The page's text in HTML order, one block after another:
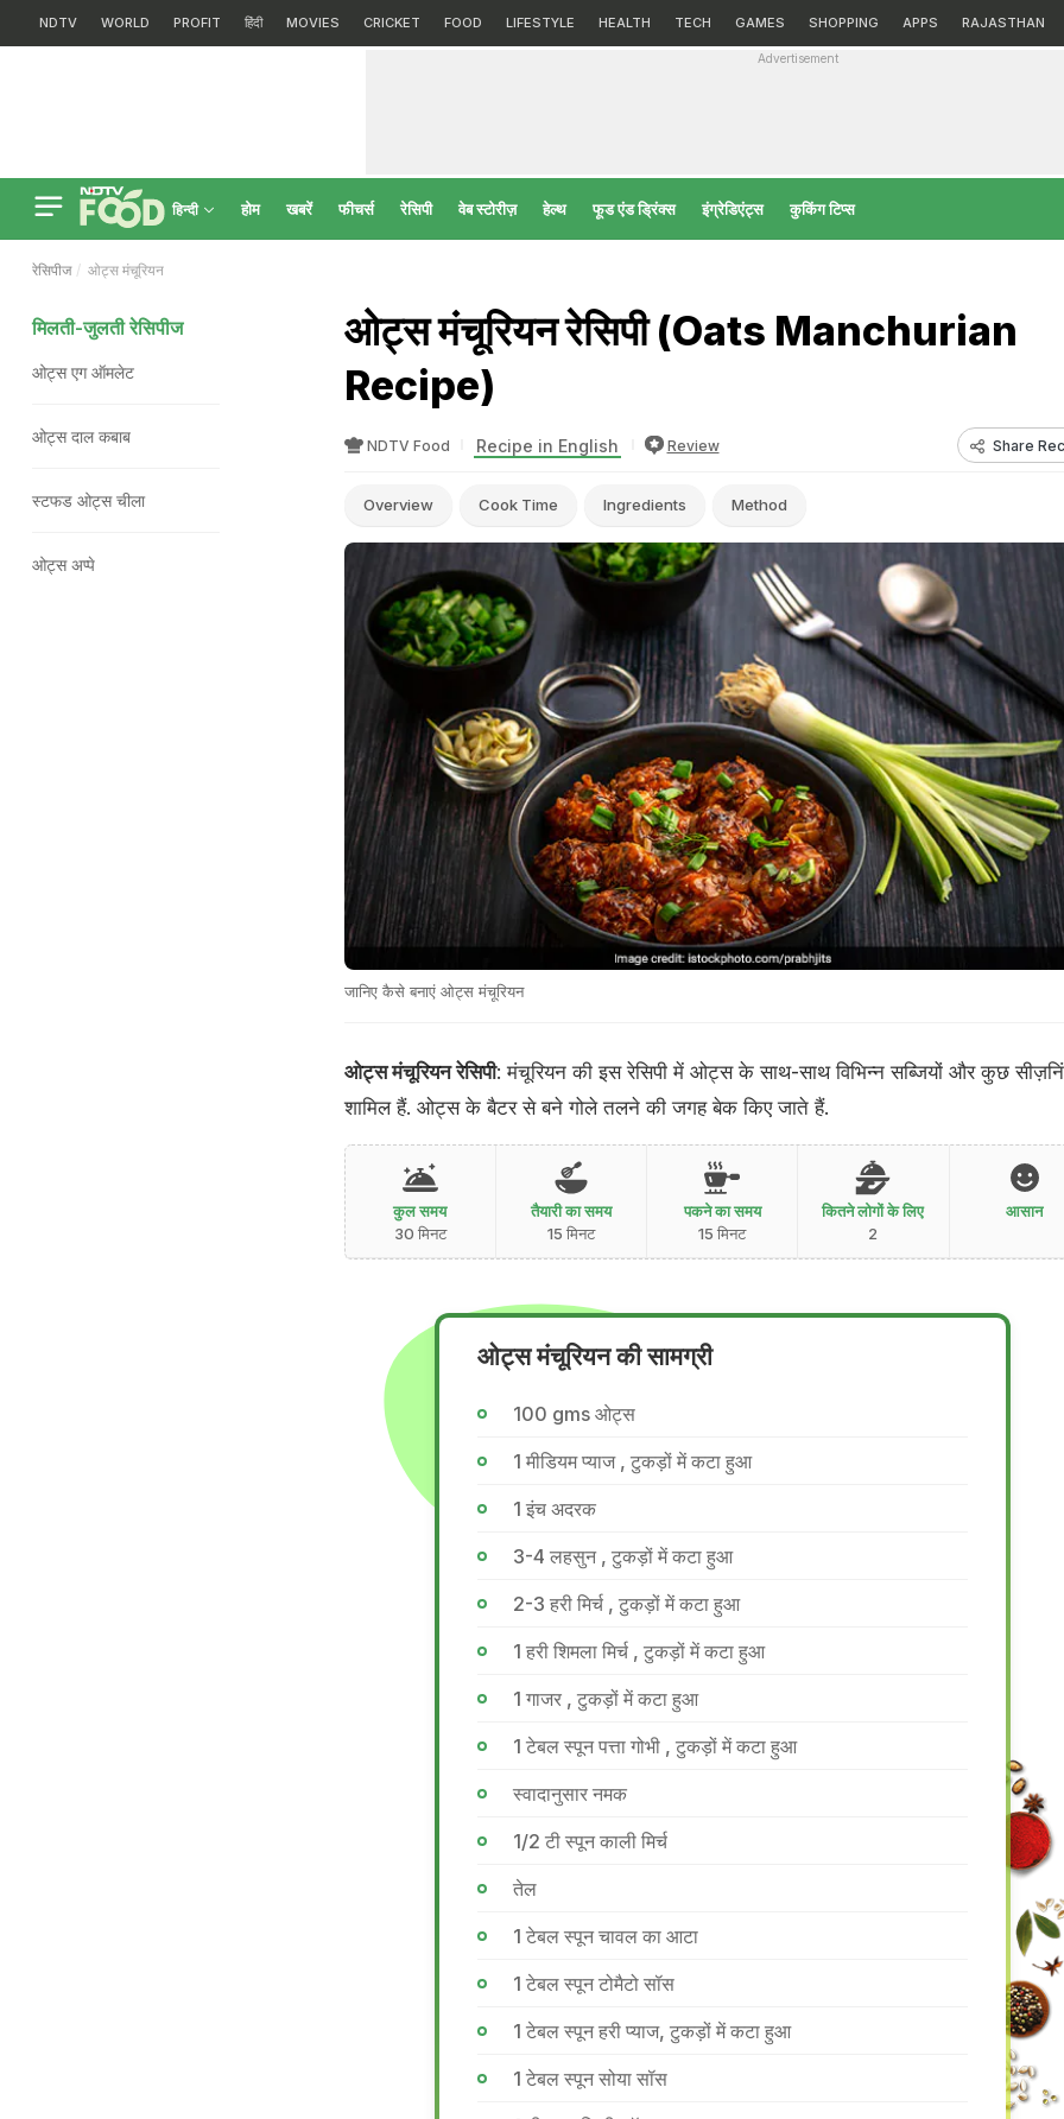
NDTV WORLD PROFIT हिंदी MOVIES CRICKET FOOD LIFESTYLE HEALTH TECH GAMES SHOPPING APPS RAJASTHAN
Advertisement
हिन्दी होम खबरें फीचर्स रेसिपी वेब स्टोरीज़ हेल्‍थ फूड एंड ड्रिंक्स इंग्रेडिएंट्स कुकिंग टिप्स
रेसिपीज ओट्स मंचूरियन
ओट्स मंचूरियन रेसिपी (Oats Manchurian
Recipe)
NDTV Food Recipe in English Review Share
Overview Cook Time Ingredients Method
जानिए कैसे बनाएं ओट्स मंचूरियन
ओट्स मंचूरियन रेसिपी: मंचूरियन की इस रेसिपी में ओट्स के साथ-साथ विभिन्न सब्जियों और कुछ
शामिल हैं. ओट्स के बैटर से बने गोले तलने की जगह बेक किए जाते हैं.
कुल समय
30 मिनट
तैयारी का समय
15 मिनट
पकने का समय
15 मिनट
कितने लोगों के लिए
2
आसान
ओट्स मंचूरियन की सामग्री
100 gms ओट्स
1 मीडियम प्याज , टुकड़ों में कटा हुआ
1 इंच अदरक
3-4 लहसुन , टुकड़ों में कटा हुआ
2-3 हरी मिर्च , टुकड़ों में कटा हुआ
1 हरी शिमला मिर्च , टुकड़ों में कटा हुआ
1 गाजर , टुकड़ों में कटा हुआ
1 टेबल स्पून पत्ता गोभी , टुकड़ों में कटा हुआ
स्वादानुसार नमक
1/2 टी स्पून काली मिर्च
तेल
1 टेबल स्पून चावल का आटा
1 टेबल स्पून टोमैटो सॉस
1 टेबल स्पून हरी प्याज, टुकड़ों में कटा हुआ
1 टेबल स्पून सोया सॉस
मिलती-जुलती रेसिपीज
ओट्स एग ऑमलेट
ओट्स दाल कबाब
स्टफड ओट्स चीला
ओट्स अप्पे